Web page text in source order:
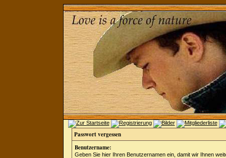
Passwort vergessen
Benutzername:
Geben Sie hier Ihren Benutzernamen ein, damit wir Ihnen